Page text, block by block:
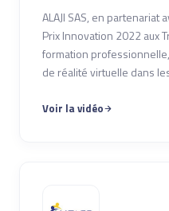
ALAJI SAS, en partenariat
Prix Innovation 2022 aux
formation
de réalité virtuelle dans
Voir la vidéo